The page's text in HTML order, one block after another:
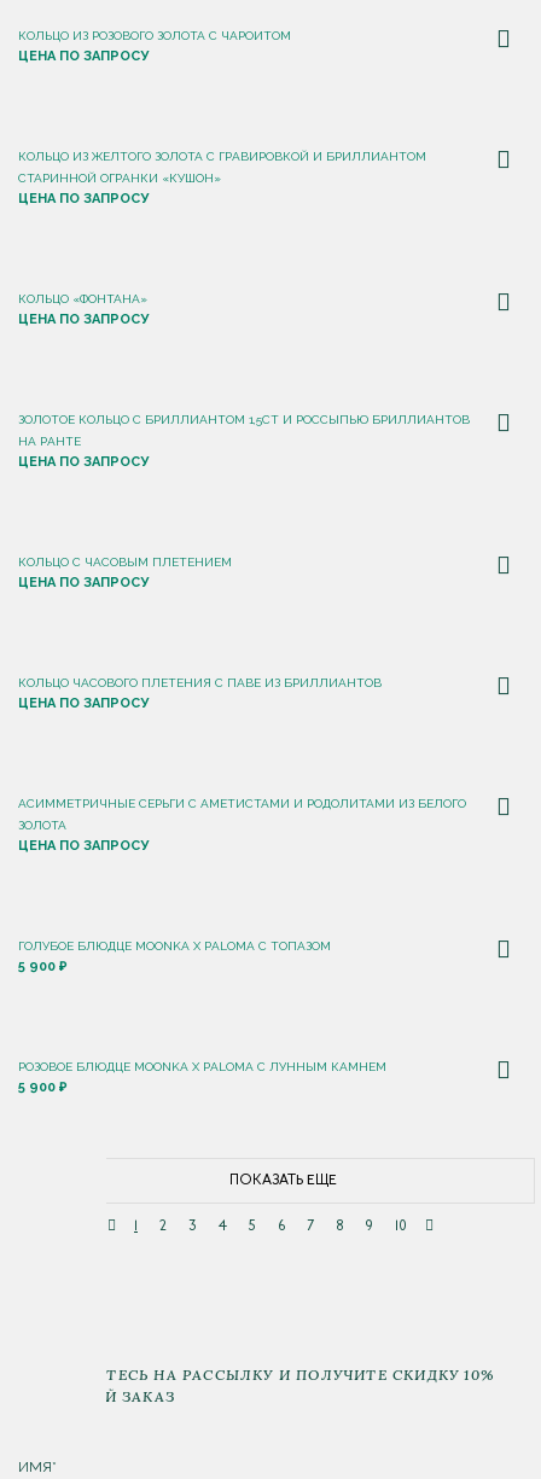
КОЛЬЦО ИЗ РОЗОВОГО ЗОЛОТА С ЧАРОИТОМ
ЦЕНА ПО ЗАПРОСУ
КОЛЬЦО ИЗ ЖЕЛТОГО ЗОЛОТА С ГРАВИРОВКОЙ И БРИЛЛИАНТОМ
СТАРИННОЙ ОГРАНКИ «КУШОН»
ЦЕНА ПО ЗАПРОСУ
КОЛЬЦО «ФОНТАНА»
ЦЕНА ПО ЗАПРОСУ
ЗОЛОТОЕ КОЛЬЦО С БРИЛЛИАНТОМ 1,5CT И РОССЫПЬЮ БРИЛЛИАНТОВ
НА РАНТЕ
ЦЕНА ПО ЗАПРОСУ
КОЛЬЦО С ЧАСОВЫМ ПЛЕТЕНИЕМ
ЦЕНА ПО ЗАПРОСУ
КОЛЬЦО ЧАСОВОГО ПЛЕТЕНИЯ С ПАВЕ ИЗ БРИЛЛИАНТОВ
ЦЕНА ПО ЗАПРОСУ
АСИММЕТРИЧНЫЕ СЕРЬГИ С АМЕТИСТАМИ И РОДОЛИТАМИ ИЗ БЕЛОГО
ЗОЛОТА
ЦЕНА ПО ЗАПРОСУ
ГОЛУБОЕ БЛЮДЦЕ MOONKA X PALOMA С ТОПАЗОМ
5 900 ₽
РОЗОВОЕ БЛЮДЦЕ MOONKA X PALOMA С ЛУННЫМ КАМНЕМ
5 900 ₽
ПОКАЗАТЬ ЕЩЕ
2 3 4 5 6 7 8 9 10
ПОДПИШИТЕСЬ НА РАССЫЛКУ И ПОЛУЧИТЕ СКИДКУ 10%
НА ПЕРВЫЙ ЗАКАЗ